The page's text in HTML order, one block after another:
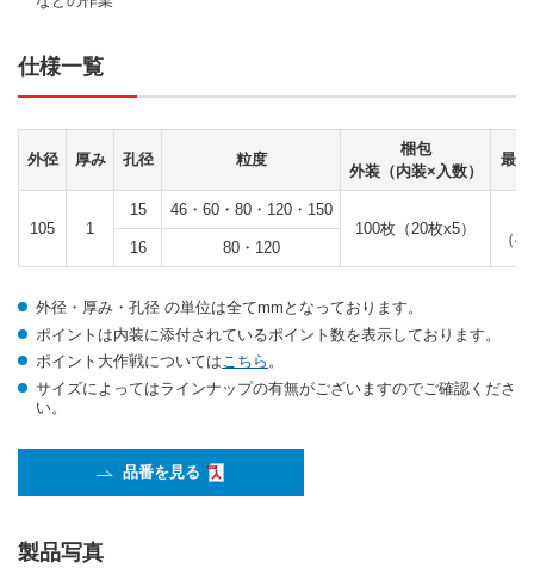
仕様一覧
外径 厚み 孔径 粒度
梱包
外装（内装×入数）
最
105 1
15
46・60・80・120・150
100枚（20枚x5）
（
16 80・120
外径・厚み・孔径 の単位は全てmmとなっております。
ポイントは内装に添付されているポイント数を表示しております。
ポイント大作戦についてはこちら 。
サイズによってはラインナップの有無がございますのでご確認くださ
い。
品番を見る
製品写真